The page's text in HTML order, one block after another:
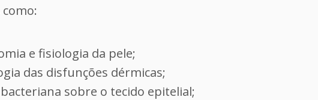
e fisiologia da pele;
das disfunções dérmicas;
sobre o tecido epitelial;